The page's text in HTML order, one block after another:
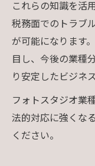
これらの知識を活
税務面でのトラブ
が可能になります
目し、今後の業種
り安定したビジネ
フォトスタジオ業
法的対応に強くな
ください。